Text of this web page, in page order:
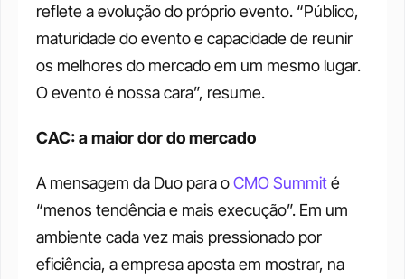
reflete a evolução do próprio evento. “Público,
maturidade do evento e capacidade de reunir
os melhores do mercado em um mesmo lugar.
O evento é nossa cara”, resume.
CAC: a maior dor do mercado
A mensagem da Duo para o CMO Summit é
“menos tendência e mais execução”. Em um
ambiente cada vez mais pressionado por
eficiência, a empresa aposta em mostrar, na